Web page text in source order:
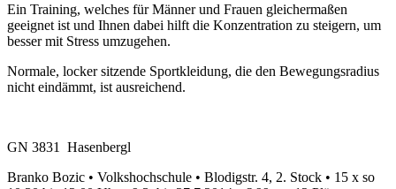
Ein Training, welches für Männer und Frauen gleichermaßen
geeignet ist und Ihnen dabei hilft die Konzentration zu steigern, um
besser mit Stress umzugehen.
Normale, locker sitzende Sportkleidung, die den Bewegungsradius
nicht eindämmt, ist ausreichend.
GN 3831 Hasenbergl
Branko Bozic • Volkshochschule • Blodigstr. 4, 2. Stock • 15 x so